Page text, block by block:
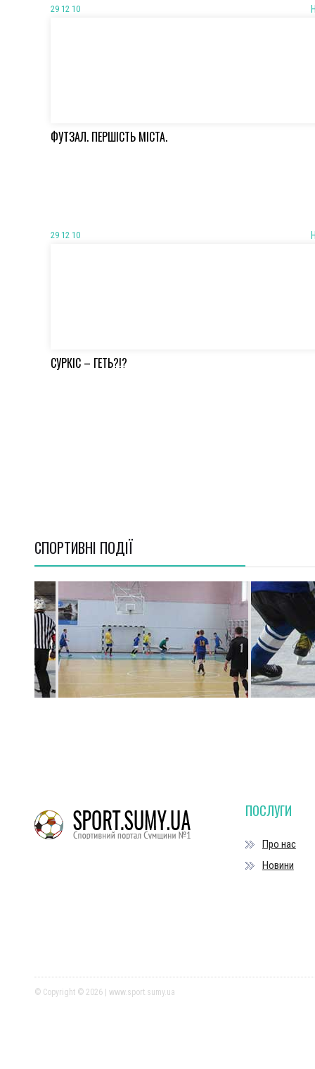
29 12 10
ФУТЗАЛ. ПЕРШІСТЬ МІСТА.
29 12 10
СУРКІС – ГЕТЬ?!?
СПОРТИВНI ПОДІЇ
ПОСЛУГИ
Про нас
Новини
© Copyright © 2026 | www.sport.sumy.ua